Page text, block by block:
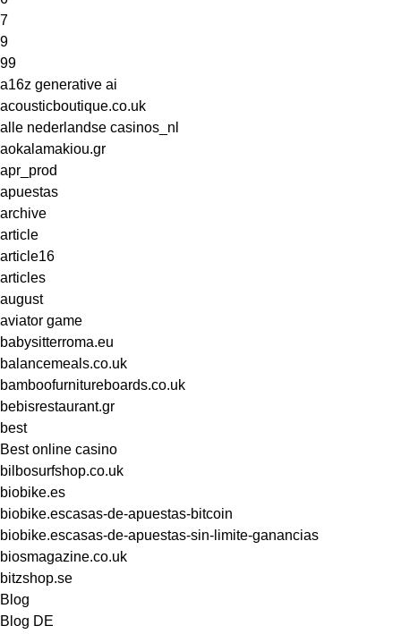
7
9
99
a16z generative ai
acousticboutique.co.uk
alle nederlandse casinos_nl
aokalamakiou.gr
apr_prod
apuestas
archive
article
article16
articles
august
aviator game
babysitterroma.eu
balancemeals.co.uk
bamboofurnitureboards.co.uk
bebisrestaurant.gr
best
Best online casino
bilbosurfshop.co.uk
biobike.es
biobike.escasas-de-apuestas-bitcoin
biobike.escasas-de-apuestas-sin-limite-ganancias
biosmagazine.co.uk
bitzshop.se
Blog
Blog DE